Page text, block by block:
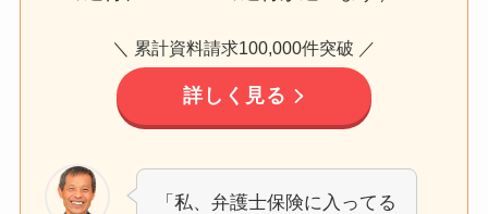
＼ 累計資料請求100,000件突破 ／
詳しく見る
「私、弁護士保険に入ってる